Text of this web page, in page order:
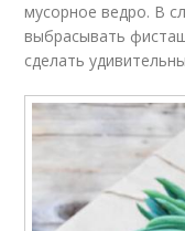
мусорное ведро. В
выбрасывать
сделать